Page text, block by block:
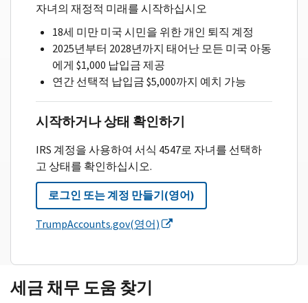
자녀의 재정적 미래를 시작하십시오
18세 미만 미국 시민을 위한 개인 퇴직 계정
2025년부터 2028년까지 태어난 모든 미국 아동
에게 $1,000 납입금 제공
연간 선택적 납입금 $5,000까지 예치 가능
시작하거나 상태 확인하기
IRS 계정을 사용하여 서식 4547로 자녀를 선택하
고 상태를 확인하십시오.
로그인 또는 계정 만들기(영어)
TrumpAccounts.gov(영어)
세금 채무 도움 찾기